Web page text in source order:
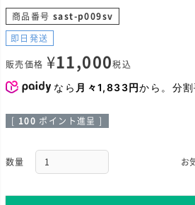
商品番号 sast-p009sv
即日発送
販売価格 ¥11,000税込
なら 月々1,833円から。分
100 ポイント進呈 ]
お